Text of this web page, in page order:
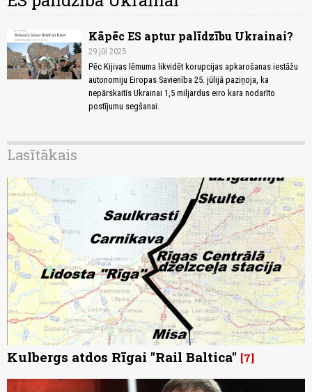
Kāpēc ES aptur palīdzību Ukrainai?
29.jūl 2025
Pēc Kijivas lēmuma likvidēt korupcijas apkarošanas iestāžu
autonomiju Eiropas Savienība 25. jūlijā paziņoja, ka
nepārskaitīs Ukrainai 1,5 miljardus eiro kara nodarīto
postījumu segšanai.
Lasītākais
Kulbergs atdos Rīgai "Rail Baltica" 7